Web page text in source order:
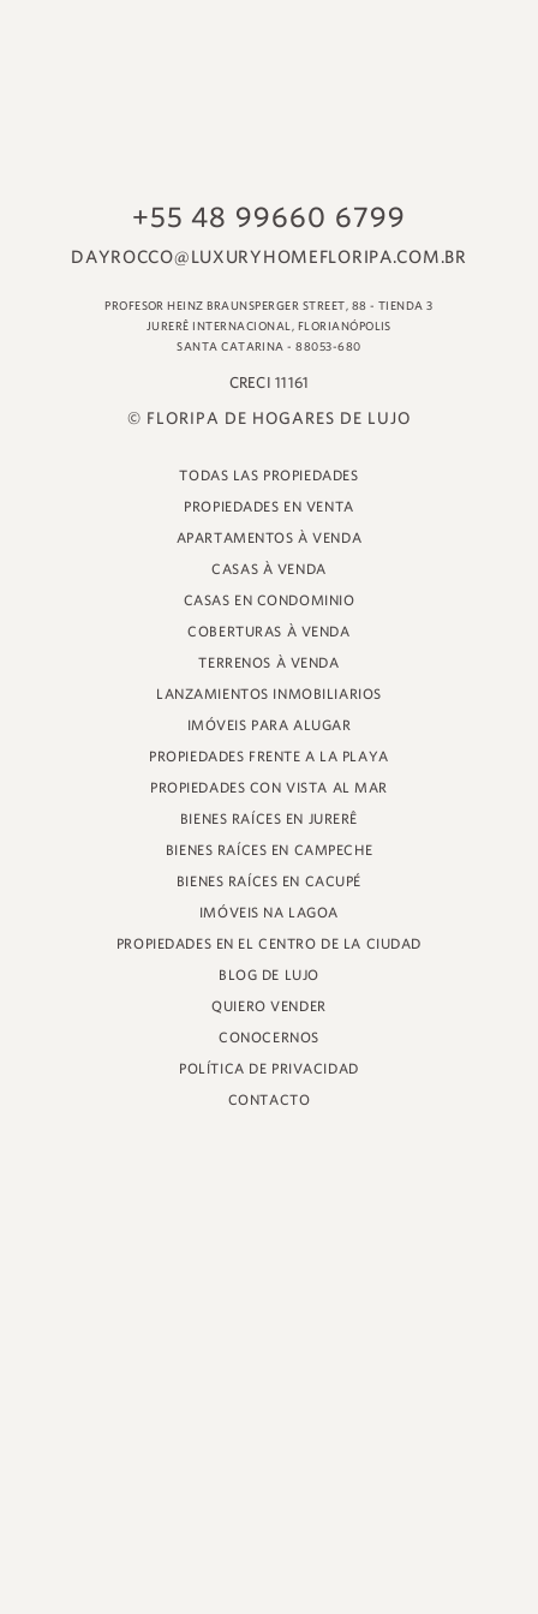
PROFESOR HEINZ BRAUNSPERGER STREET, 88 - TIENDA 3
JURERÊ INTERNACIONAL, FLORIANÓPOLIS
SANTA CATARINA - 88053-680
CRECI 11161
© FLORIPA DE HOGARES DE LUJO
TODAS LAS PROPIEDADES
PROPIEDADES EN VENTA
APARTAMENTOS À VENDA
CASAS À VENDA
CASAS EN CONDOMINIO
COBERTURAS À VENDA
TERRENOS À VENDA
LANZAMIENTOS INMOBILIARIOS
IMÓVEIS PARA ALUGAR
PROPIEDADES FRENTE A LA PLAYA
PROPIEDADES CON VISTA AL MAR
BIENES RAÍCES EN JURERÊ
BIENES RAÍCES EN CAMPECHE
BIENES RAÍCES EN CACUPÉ
IMÓVEIS NA LAGOA
PROPIEDADES EN EL CENTRO DE LA CIUDAD
BLOG DE LUJO
QUIERO VENDER
CONOCERNOS
POLÍTICA DE PRIVACIDAD
CONTACTO